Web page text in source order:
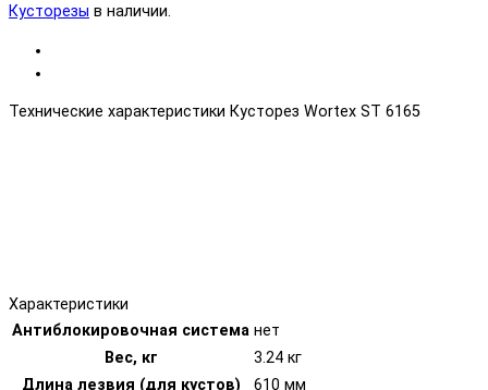
Кусторезы в наличии.
Технические характеристики Кусторез Wortex ST 6165
Характеристики
Антиблокировочная система нет
Вес, кг
3.24 кг
Длина лезвия (для кустов)
610 мм